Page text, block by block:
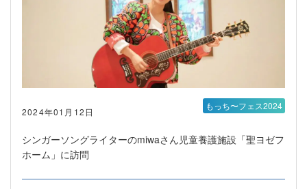
2024年01月12日
シンガーソングライターのmiwaさん児童養護施設「聖ヨゼフ
ホーム」に訪問
もっち〜フェス2024